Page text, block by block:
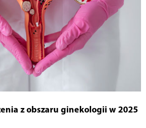
z obszaru ginekologii w 2025